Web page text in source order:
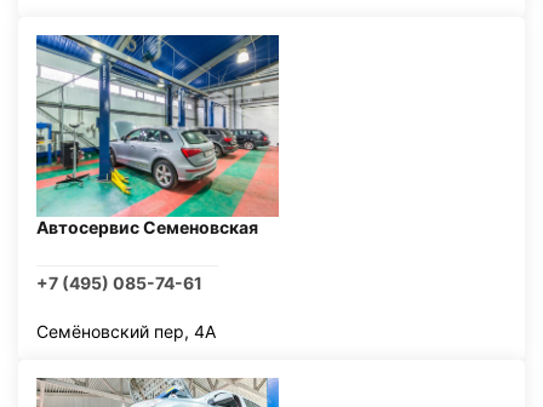
Автосервис Семеновская
+7 (495) 085-74-61
Семёновский пер, 4А